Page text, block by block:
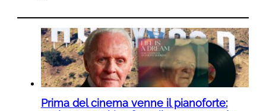
Prima del cinema venne il pianoforte: